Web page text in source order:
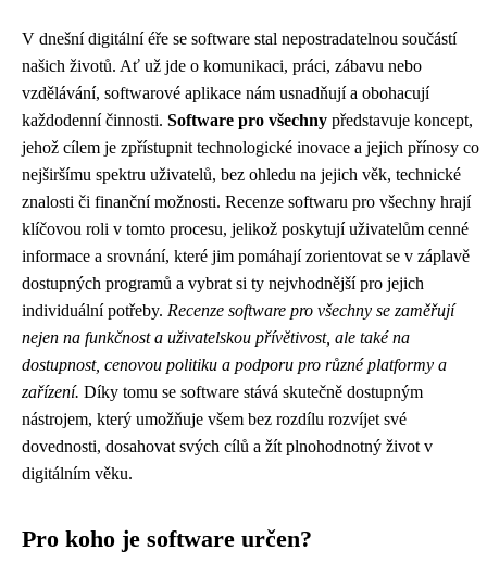
V dnešní digitální éře se software stal nepostradatelnou součástí
našich životů. Ať už jde o komunikaci, práci, zábavu nebo
vzdělávání, softwarové aplikace nám usnadňují a obohacují
každodenní činnosti. Software pro všechny představuje koncept,
jehož cílem je zpřístupnit technologické inovace a jejich přínosy co
nejširšímu spektru uživatelů, bez ohledu na jejich věk, technické
znalosti či finanční možnosti. Recenze softwaru pro všechny hrají
klíčovou roli v tomto procesu, jelikož poskytují uživatelům cenné
informace a srovnání, které jim pomáhají zorientovat se v záplavě
dostupných programů a vybrat si ty nejvhodnější pro jejich
individuální potřeby. Recenze software pro všechny se zaměřují
nejen na funkčnost a uživatelskou přívětivost, ale také na
dostupnost, cenovou politiku a podporu pro různé platformy a
zařízení. Díky tomu se software stává skutečně dostupným
nástrojem, který umožňuje všem bez rozdílu rozvíjet své
dovednosti, dosahovat svých cílů a žít plnohodnotný život v
digitálním věku.
Pro koho je software určen?